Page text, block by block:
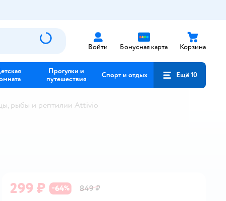
Войти Бонусная карта Корзина
Прогулки и
путешествия
Спорт и отдых Ещё 10
рыбы и рептилии Attivio
299 ₽ −64%
849 ₽